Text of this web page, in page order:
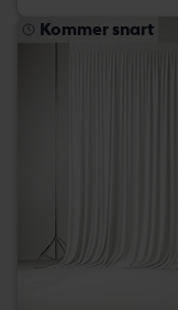
Kommer snart